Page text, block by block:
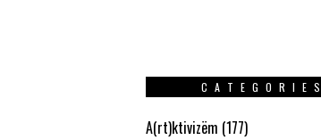
CATEGORIES
A(rt)ktivizëm (177)